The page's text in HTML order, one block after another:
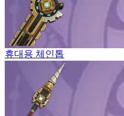
휴대용 체인톱